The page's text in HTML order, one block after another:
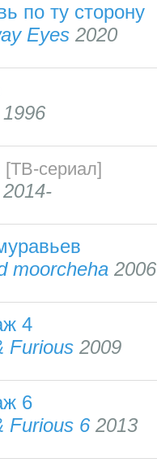
по ту сторону
Eyes 2020
1996
[ТВ-сериал]
2014-
moorcheha 2006
4
Furious 2009
6
Furious 62013